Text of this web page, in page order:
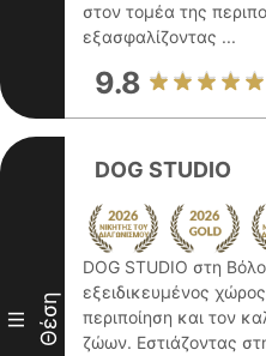
στον τομέα της
εξασφαλίζοντας ...
9.8
III Θέση
DOG STUDIO
DOG STUDIO στη
εξειδικευμένος
περιποίηση και τον
ζώων. Εστιάζοντας